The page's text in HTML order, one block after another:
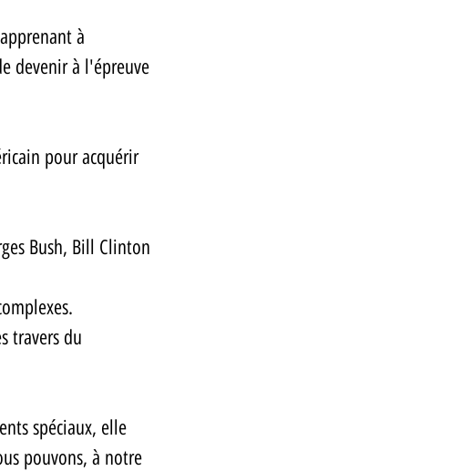
à
devenir à l'épreuve
pour acquérir
Bush, Bill Clinton
travers du
spéciaux, elle
pouvons, à notre